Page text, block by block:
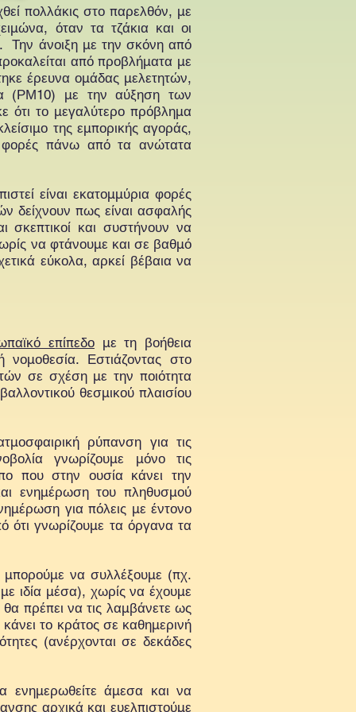
πολλάκις στο παρελθόν, με
όταν τα τζάκια και οι
Την άνοιξη με την σκόνη από
από προβλήματα με
έρευνα ομάδας μελετητών,
(ΡΜ10) με την αύξηση των
ότι το μεγαλύτερο πρόβλημα
της εμπορικής αγοράς,
φορές πάνω από τα ανώτατα
είναι εκατομμύρια φορές
δείχνουν πως είναι ασφαλής
σκεπτικοί και συστήνουν να
να φτάνουμε και σε βαθμό
εύκολα, αρκεί βέβαια να
επίπεδομε τη βοήθεια
Εστιάζοντας στο
σε σχέση με την ποιότητα
θεσμικού πλαισίου
ρύπανση για τις
γνωρίζουμε μόνο τις
που στην ουσία κάνει την
ενημέρωση του πληθυσμού
για πόλεις με έντονο
ότι γνωρίζουμε τα όργανα τα
μπορούμε να συλλέξουμε (πχ.
με ιδία μέσα), χωρίς να έχουμε
πρέπει να τις λαμβάνετε ως
το κράτος σε καθημερινή
(ανέρχονται σε δεκάδες
ενημερωθείτε άμεσα και να
αρχικά και ευελπιστούμε